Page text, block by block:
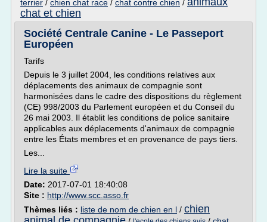
terrier / chien chat race / chat contre chien /
chat et chien
Société Centrale Canine - Le Passeport
Européen
Tarifs
Depuis le 3 juillet 2004, les conditions relatives aux
déplacements des animaux de compagnie sont
harmonisées dans le cadre des dispositions du règlement
(CE) 998/2003 du Parlement européen et du Conseil du
26 mai 2003. Il établit les conditions de police sanitaire
applicables aux déplacements d'animaux de compagnie
entre les États membres et en provenance de pays tiers.
Les...
Lire la suite
Date: 2017-07-01 18:40:08
Site : http://www.scc.asso.fr
Thèmes liés : liste de nom de chien en l / chien